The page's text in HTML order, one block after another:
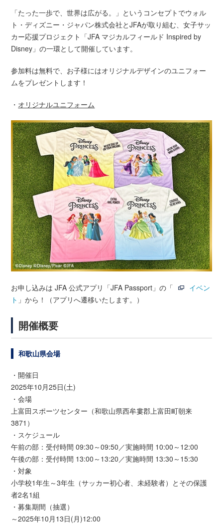
「たった一歩で、世界は広がる。」というコンセプトでウォル
ト・ディズニー・ジャパン株式会社とJFAが取り組む、女子サッ
カー応援プロジェクト「JFA マジカルフィールド Inspired by
Disney」の一環として開催しています。
参加料は無料で、お子様にはオリジナルデザインのユニフォー
ムをプレゼントします！
・ オリジナルユニフォーム
お申し込みは JFA 公式アプリ「JFA Passport」の「
イベン
ト 」から！（アプリへ遷移いたします。）
開催概要
和歌山県会場
・開催日
2025年10月25日(土)
・会場
上富田スポーツセンター（和歌山県西牟婁郡上富田町朝来
3871）
・スケジュール
午前の部：受付時間 09:30～09:50／実施時間 10:00～12:00
午後の部：受付時間 13:00～13:20／実施時間 13:30～15:30
・対象
小学校1年生～3年生（サッカー初心者、未経験者）とその保護
者2名1組
・募集期間（抽選）
～2025年10月13日(月)12:00